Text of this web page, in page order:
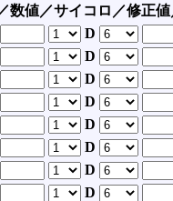
数値／サイコロ／修正
D
D
D
D
D
D
D
D